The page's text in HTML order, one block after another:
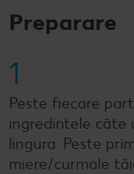
Preparare
1
Peste fiecare
ingredintele câte
lingura. Peste
miere/curmale